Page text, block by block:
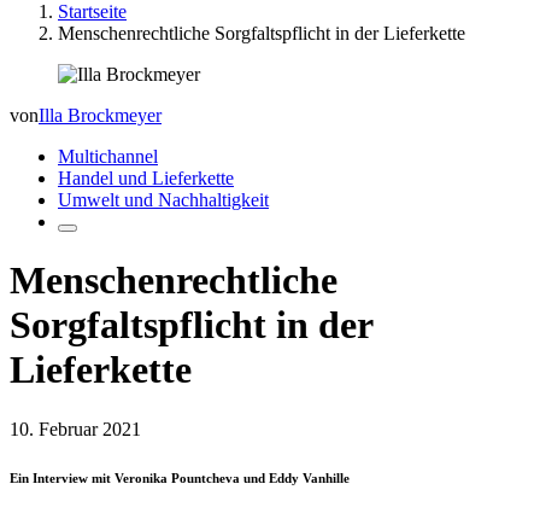
Startseite
Menschenrechtliche Sorgfaltspflicht in der Lieferkette
vonIlla Brockmeyer
Multichannel
Handel und Lieferkette
Umwelt und Nachhaltigkeit
Menschenrechtliche
Sorgfaltspflicht in der
Lieferkette
10. Februar 2021
Ein Interview mit Veronika Pountcheva und Eddy Vanhille